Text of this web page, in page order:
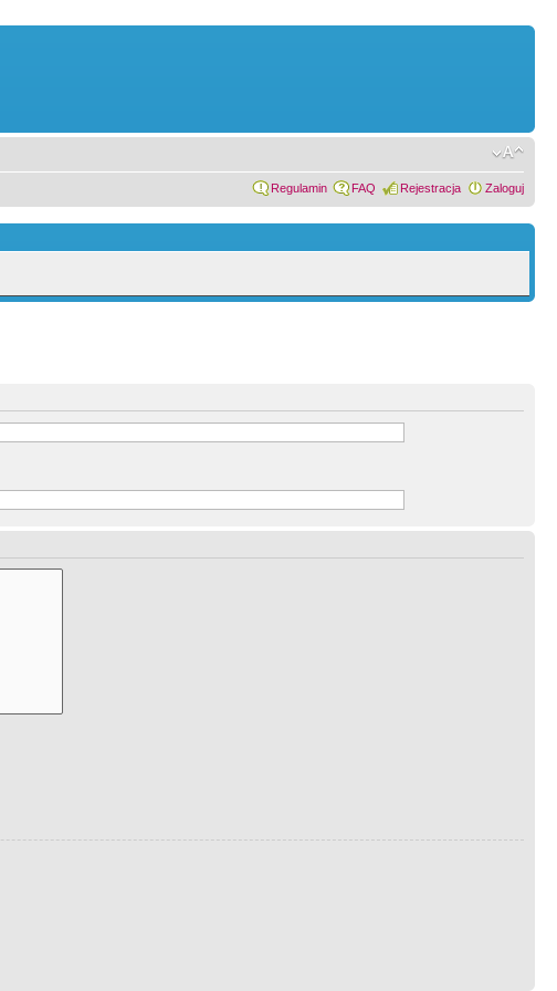
Regulamin FAQ Rejestracja Zaloguj